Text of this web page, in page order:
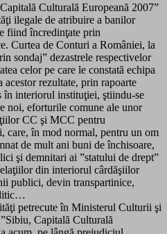
Culturală Europeană 2007”
ilegale de atribuire a banilor
fiind încredinţate prin
Curtea de Conturi a României, la
sondaj” dezastrele respectivelor
celor pe care le constată echipa
acestor rezultate, prin rapoarte
în interiorul instituţiei, ştiindu-se
noi, eforturile comune ale unor
CC şi MCC pentru
care, în mod normal, pentru un om
de mult ani buni de închisoare,
şi demnitari ai ”statului de drept”
din interiorul cârdăşiilor
publici, devin transpartinice,
petrecute în Ministerul Culturii şi
Capitală Culturală